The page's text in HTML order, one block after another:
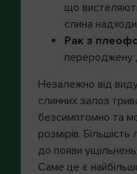
що
слина
Рак з
перероджену
Незалежно від
слинних залоз
безсимптомно та
розмірів.
до появи
Саме це є